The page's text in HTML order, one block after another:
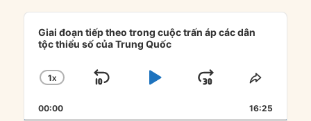
Audio
Player
Giai đoạn tiếp theo trong cuộc trấn áp các dân
tộc thiểu số của Trung Quốc
CHANGE
RATE
1X
SKIP
PLAYJUMP
FORWARD
SHARE
00:00 16:25